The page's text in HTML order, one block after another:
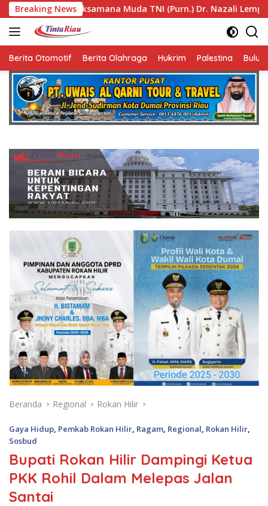
Langsung
ke
konten
Breaking News
Muda TNI (Purn.) Dr. Nazali Lempo Layak
Berita Otomotif Berita Olahraga Hukrim Palestina
Beranda Regional Rokan Hilir
Gaya Hidup Pemkab Rokan Hilir Ragam Regional Rokan Hilir
Sosbud
Bupati Rokan Hilir Dampingi Ketua
PKK Rohil Dalam Melepas Jalan
Santai